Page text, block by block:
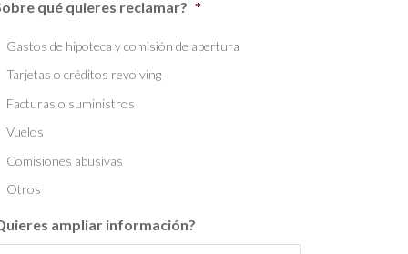
qué quieres reclamar? *
Gastos de hipoteca y comisión de apertura
Tarjetas o créditos revolving
Facturas o suministros
Vuelos
Comisiones abusivas
Otros
ampliar información?